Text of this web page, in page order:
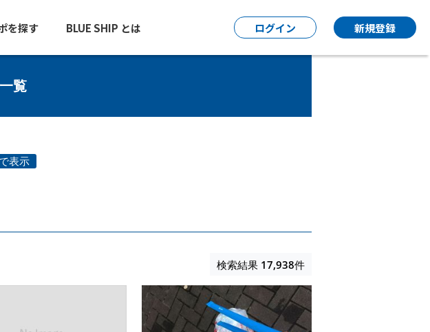
を探す BLUE SHIP とは ログイン 新規登録
覧
表示
検索結果 17,938件